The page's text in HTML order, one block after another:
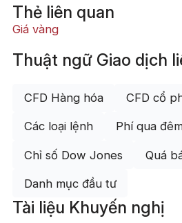
Thẻ liên quan
Giá vàng
Thuật ngữ Giao dịch
CFD Hàng hóa CFD cổ
Các loại lệnh Phí qua
Chỉ số Dow Jones Quá
Danh mục đầu tư
Tài liệu Khuyến nghị